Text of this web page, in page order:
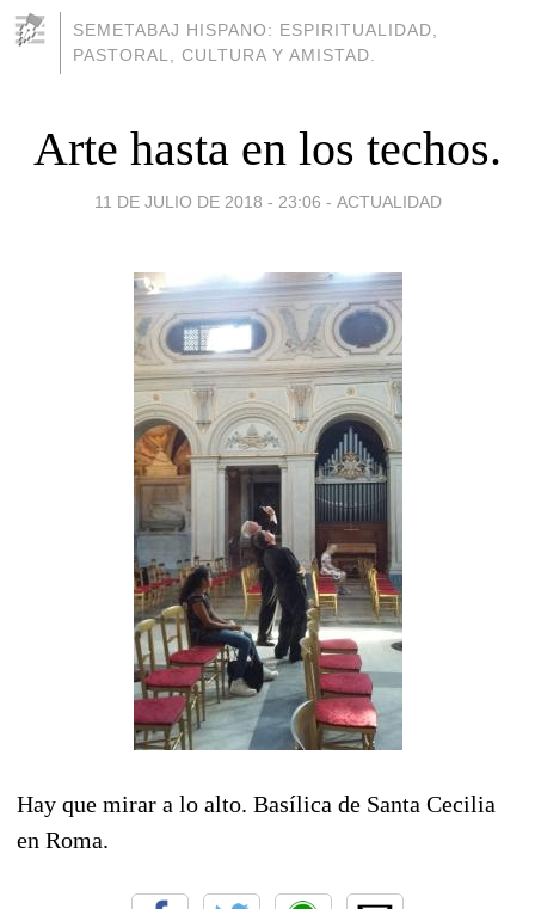
SEMETABAJ HISPANO: ESPIRITUALIDAD,
PASTORAL, CULTURA Y AMISTAD.
Arte hasta en los techos.
11 DE JULIO DE 2018 - 23:06 - ACTUALIDAD
Hay que mirar a lo alto. Basílica de Santa Cecilia
en Roma.